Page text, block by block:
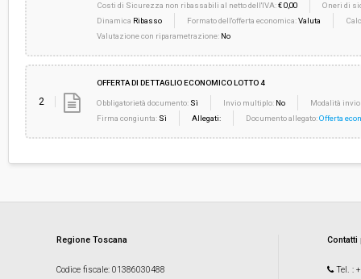
Costi di Sicurezza non ribassabili al netto dell'IVA:€ 0,00
Oneri di
Dinamica Ribasso Formato dell'offerta economica:Valuta
Valutazione con riparametrazione: No
2
OFFERTA DI DETTAGLIO ECONOMICO LOTTO 4
Obbligatorietà documento: Sì Invio multiplo: No
Modalità
Firma congiunta: Sì Allegati: Documento allegato:Offerta
Regione Toscana
Codice fiscale: 01386030488 Tel. :